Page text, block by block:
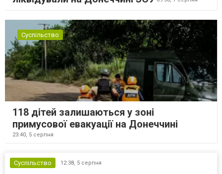
Суспільство
118 дітей залишаються у зоні
примусової евакуації на Донеччині
23:40, 5 серпня
Суспільство 12:38, 5 серпня